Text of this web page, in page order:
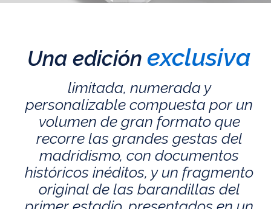
Una edición exclusiva
limitada, numerada y
personalizable compuesta por un
volumen de gran formato que
recorre las grandes gestas del
madridismo, con documentos
históricos inéditos, y un fragmento
original de las barandillas del